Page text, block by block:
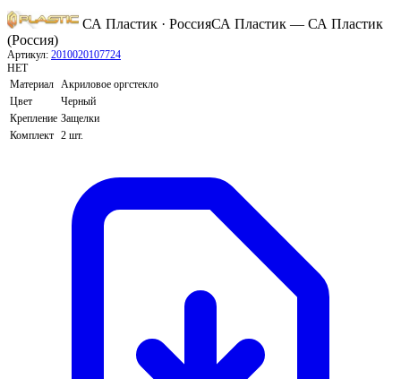
СА Пластик · РоссияСА Пластик — СА Пластик
(Россия)
Артикул: 2010020107724
НЕТ
Материал Акриловое оргстекло
Цвет
Черный
Крепление Защелки
Комплект 2 шт.